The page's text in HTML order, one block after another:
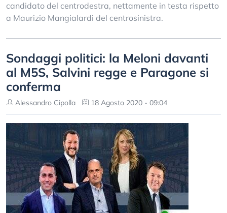
candidato del centrodestra, nettamente in testa rispetto
a Maurizio Mangialardi del centrosinistra.
Sondaggi politici: la Meloni davanti
al M5S, Salvini regge e Paragone si
conferma
Alessandro Cipolla 18 Agosto 2020 - 09:04